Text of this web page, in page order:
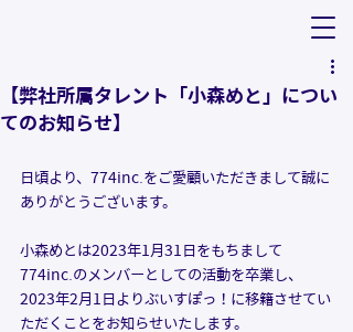
【弊社所属タレント「小森めと」につい
てのお知らせ】
日頃より、774inc.をご愛顧いただきまして誠に
ありがとうございます。
小森めとは2023年1月31日をもちまして
774inc.のメンバーとしての活動を卒業し、
2023年2月1日よりぶいすぽっ！に移籍させてい
ただくことをお知らせいたします。